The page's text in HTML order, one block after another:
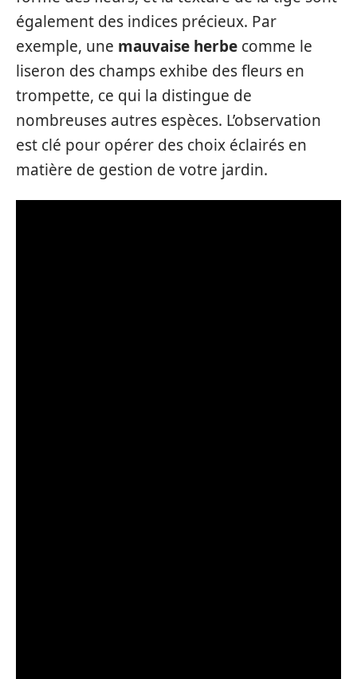
également des indices précieux. Par
exemple, une mauvaise herbe comme le
liseron des champs exhibe des fleurs en
trompette, ce qui la distingue de
nombreuses autres espèces. L’observation
est clé pour opérer des choix éclairés en
matière de gestion de votre jardin.